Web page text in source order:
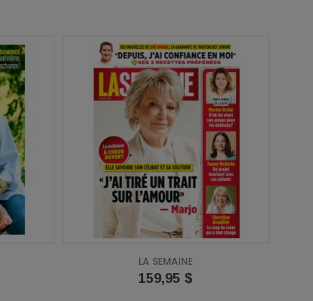
LA SEMAINE
Prix
159,95 $